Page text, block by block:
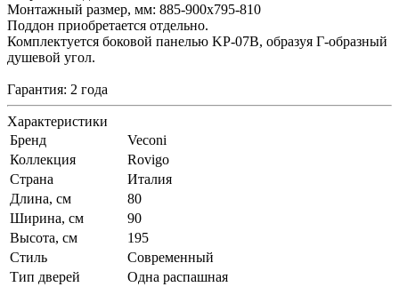
Монтажный размер, мм: 885-900x795-810
Поддон приобретается отдельно.
Комплектуется боковой панелью KP-07B, образуя Г-образный
душевой угол.
Гарантия: 2 года
Характеристики
Бренд
Veconi
Коллекция
Rovigo
Страна
Италия
Длина, см
80
Ширина, см
90
Высота, см
195
Стиль
Современный
Тип дверей
Одна распашная